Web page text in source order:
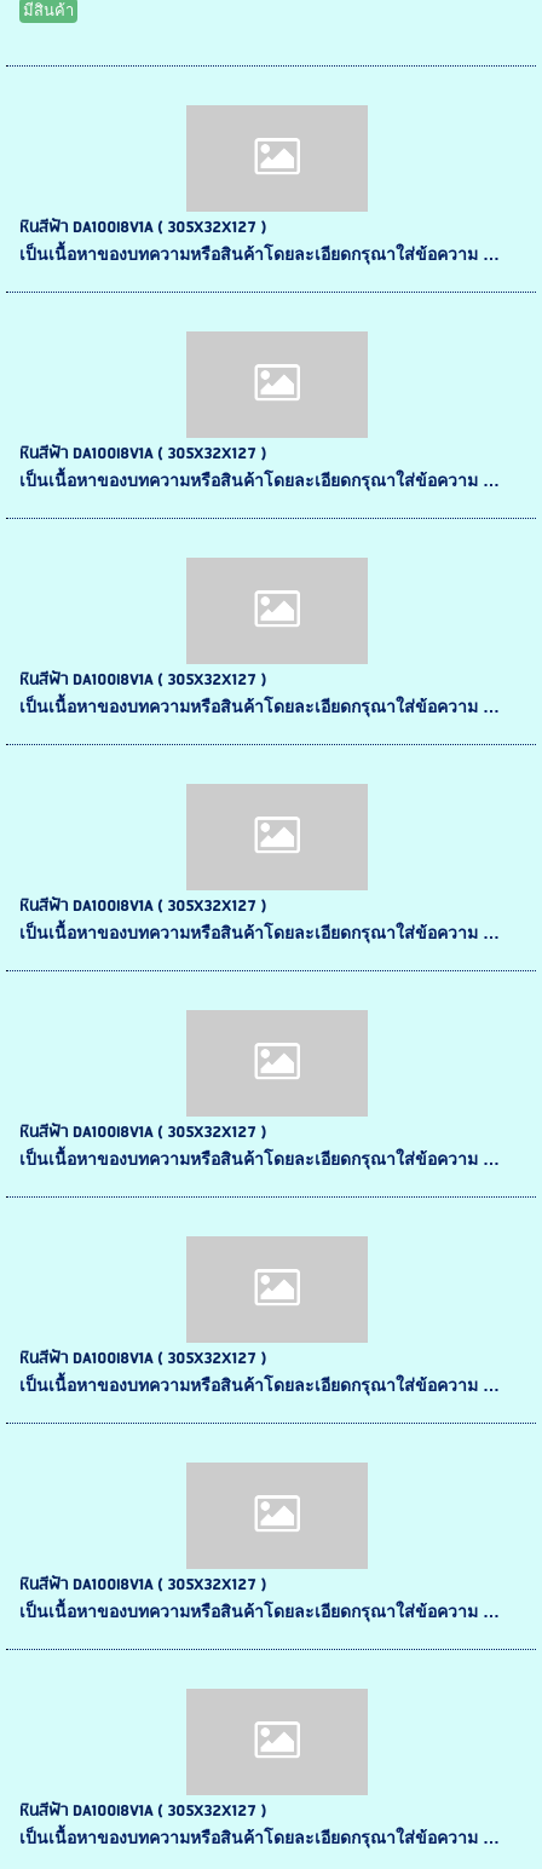
มีสินค้า
หินสีฟ้า DA100I8V1A ( 305X32X127 )
เป็นเนื้อหาของบทความหรือสินค้าโดยละเอียดกรุณาใส่ข้อความ …
หินสีฟ้า DA100I8V1A ( 305X32X127 )
เป็นเนื้อหาของบทความหรือสินค้าโดยละเอียดกรุณาใส่ข้อความ …
หินสีฟ้า DA100I8V1A ( 305X32X127 )
เป็นเนื้อหาของบทความหรือสินค้าโดยละเอียดกรุณาใส่ข้อความ …
หินสีฟ้า DA100I8V1A ( 305X32X127 )
เป็นเนื้อหาของบทความหรือสินค้าโดยละเอียดกรุณาใส่ข้อความ …
หินสีฟ้า DA100I8V1A ( 305X32X127 )
เป็นเนื้อหาของบทความหรือสินค้าโดยละเอียดกรุณาใส่ข้อความ …
หินสีฟ้า DA100I8V1A ( 305X32X127 )
เป็นเนื้อหาของบทความหรือสินค้าโดยละเอียดกรุณาใส่ข้อความ …
หินสีฟ้า DA100I8V1A ( 305X32X127 )
เป็นเนื้อหาของบทความหรือสินค้าโดยละเอียดกรุณาใส่ข้อความ …
หินสีฟ้า DA100I8V1A ( 305X32X127 )
เป็นเนื้อหาของบทความหรือสินค้าโดยละเอียดกรุณาใส่ข้อความ …